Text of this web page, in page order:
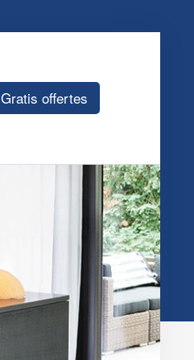
Gratis offertes